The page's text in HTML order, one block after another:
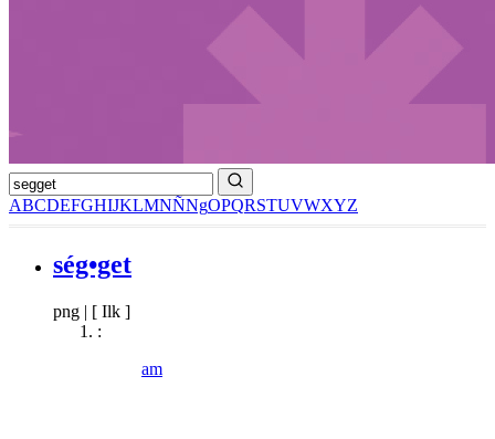
ABCDEFGHIJKLMNÑNgOPQRSTUVWXYZ
ség•get
png | [ Ilk ]
:
am